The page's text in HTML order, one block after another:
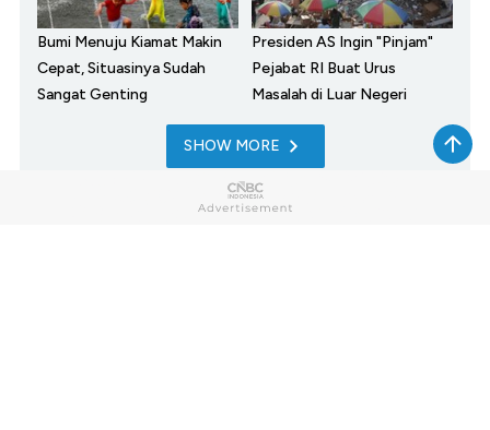
Bumi Menuju Kiamat Makin
Cepat, Situasinya Sudah
Sangat Genting
Presiden AS Ingin "Pinjam"
Pejabat RI Buat Urus
Masalah di Luar Negeri
SHOW MORE